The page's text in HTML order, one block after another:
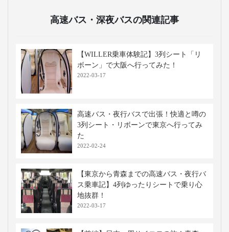
高速バス・深夜バスの関連記事
【WILLER乗車体験記】3列シート「リ
ボーン」で大阪へ行ってみた！
2022-03-17
高速バス・夜行バスで出張！快適と噂の
3列シート・リボーンで東京へ行ってみ
た
2022-02-24
【東京から青森までの高速バス・夜行バ
ス乗車記】4列ゆったりシートで乗り心
地抜群！
2022-03-17